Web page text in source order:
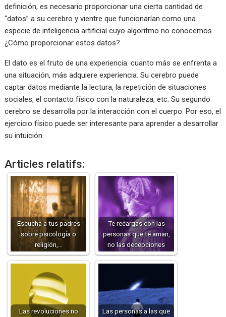
definición, es necesario proporcionar una cierta cantidad de
“datos” a su cerebro y vientre que funcionarían como una
especie de inteligencia artificial cuyo algoritmo no conocemos.
¿Cómo proporcionar estos datos?
El dato es el fruto de una experiencia: cuanto más se enfrenta a
una situación, más adquiere experiencia. Su cerebro puede
captar datos mediante la lectura, la repetición de situaciones
sociales, el contacto físico con la naturaleza, etc. Su segundo
cerebro se desarrolla por la interacción con el cuerpo. Por eso, el
ejercicio físico puede ser interesante para aprender a desarrollar
su intuición.
Articles relatifs:
Escucha a tus padres
sobre psicología o
religión,…
Te recargas con las
personas que te aman,
no las decepciones
Las revoluciones no
Las personas a las que